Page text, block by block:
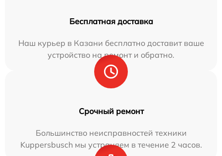
Бесплатная доставка
Наш курьер в Казани бесплатно доставит ваше
устройство на ремонт и обратно.
Срочный ремонт
Большинство неисправностей техники
Kuppersbusch мы устраняем в течение 2 часов.